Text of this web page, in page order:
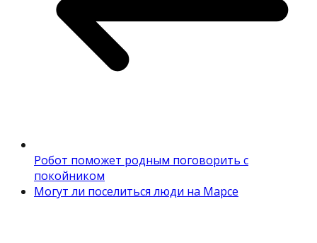
Робот поможет родным поговорить с
покойником
Могут ли поселиться люди на Марсе